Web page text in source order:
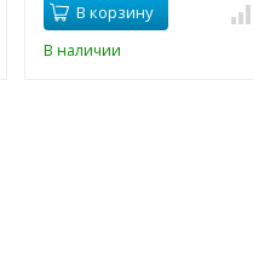
В корзину
В наличии